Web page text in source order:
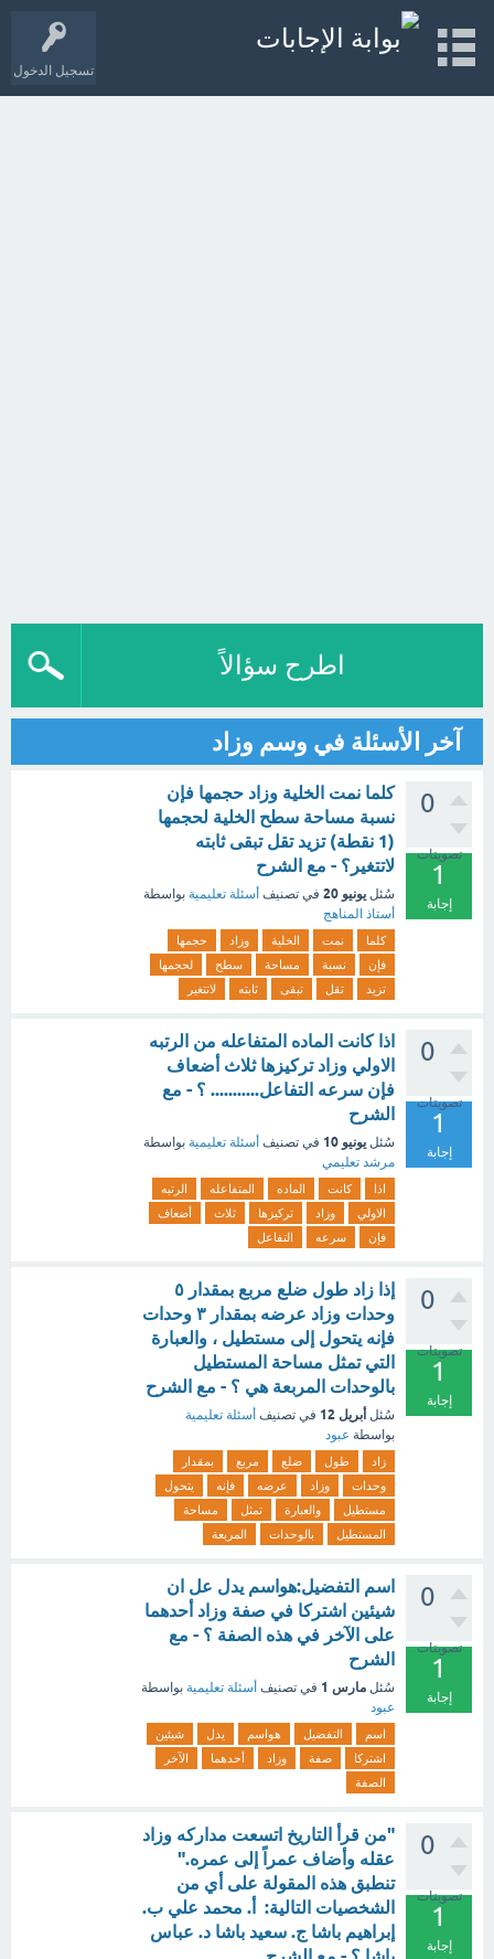
تسجيل الدخول
اطرح سؤالاً
آخر الأسئلة في وسم وزاد
0
تصويتات
1
إجابة
كلما نمت الخلية وزاد حجمها فإن
نسبة مساحة سطح الخلية لحجمها
(1 نقطة) تزيد تقل تبقى ثابته
لاتتغير؟ - مع الشرح
سُئل يونيو 20 في تصنيف أسئلة تعليمية بواسطة
أستاذ المناهج
كلما نمت الخلية وزاد
حجمها
فإن
نسبة مساحة سطح
لحجمها
تزيد
تقل تبقى ثابته لاتتغير
0
تصويتات
1
إجابة
اذا كانت الماده المتفاعله من الرتبه
الاولي وزاد تركيزها ثلاث أضعاف
فإن سرعه التفاعل........... ؟ - مع
الشرح
سُئل يونيو 10 في تصنيف أسئلة تعليمية بواسطة
مرشد تعليمي
اذا كانت الماده المتفاعله
الرتبه
الاولي
وزاد تركيزها ثلاث
أضعاف
فإن
سرعه التفاعل
0
تصويتات
1
إجابة
إذا زاد طول ضلع مربع بمقدار ٥
وحدات وزاد عرضه بمقدار ٣ وحدات
فإنه يتحول إلى مستطيل ، والعبارة
التي تمثل مساحة المستطيل
بالوحدات المربعة هي ؟ - مع الشرح
سُئل أبريل 12 في تصنيف أسئلة تعليمية
بواسطة عبود
زاد طول ضلع مربع
بمقدار
وحدات
وزاد عرضه فإنه
يتحول
مستطيل
والعبارة تمثل
مساحة
المستطيل
بالوحدات المربعة
0
تصويتات
1
إجابة
اسم التفضيل:هواسم يدل عل ان
شيئين اشتركا في صفة وزاد أحدهما
على الآخر في هذه الصفة ؟ - مع
الشرح
سُئل مارس 1 في تصنيف أسئلة تعليمية بواسطة
عبود
اسم التفضيل هواسم يدل
شيئين
اشتركا
صفة وزاد أحدهما
الآخر
الصفة
0
تصويتات
1
إجابة
"من قرأ التاريخ اتسعت مداركه وزاد
عقله وأضاف عمراً إلى عمره."
تنطبق هذه المقولة على أي من
الشخصيات التالية: أ. محمد علي ب.
إبراهيم باشا ج. سعيد باشا د. عباس